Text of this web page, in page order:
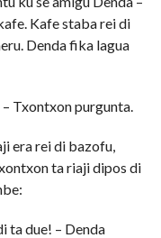
Kafe staba rei di
Denda fika lagua
Txontxon purgunta.
era rei di bazofu,
ta riaji dipos di
ta due! – Denda